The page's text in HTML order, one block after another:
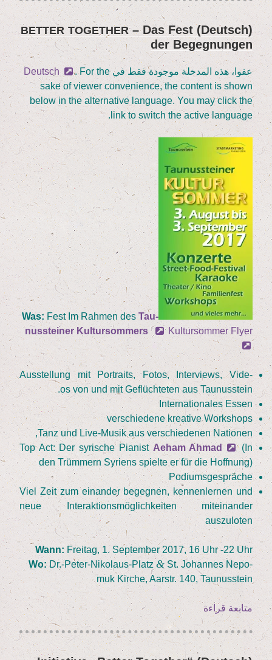
نُشر
في
(Deutsch)
BETTER TOGETHER– Das Fest
der Begegnungen
عفوا، هذه المدخلة موجودة فقط في Deutsch
. For the
sake of view­er con­ve­ni­ence, the con­tent is shown
below in the alter­na­ti­ve lan­guage. You may click the
link to switch the acti­ve language.
Was: Fest Im Rah­men desTau­
nus­stei­ner Kul­tur­som­mers
Kul­tur­som­mer Flyer
Aus­stel­lung mit Por­traits, Fotos, Inter­views, Vide­
os von und mit Geflüch­te­ten aus Taunusstein.
Inter­na­tio­na­les Essen
ver­schie­de­ne krea­ti­ve Workshops
Tanz und Live-Musik aus ver­schie­de­nen Nationen,
Top Act: Der syri­sche Pia­nistAeham Ahmad
(In
den Trüm­mern Syri­ens spiel­te er für die Hoffnung)
Podi­ums­ge­sprä­che
Viel Zeit zum ein­an­der begeg­nen, ken­nen­ler­nen und
neue Inter­ak­ti­ons­mög­lich­kei­ten mit­ein­an­der
auszuloten
Wann:Frei­tag,1. Sep­tem­ber2017, 16 Uhr ‑22 Uhr
Wo:Dr.-Peter-Nikolaus-Platz & St. Johan­nes Nepo­
muk Kir­che, Aar­str.140, Tau­nus­stein
متابعة قراءة
BETTER
TOGETHER
–